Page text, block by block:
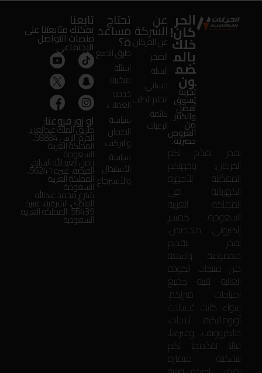
الحر
كان!
خلك
بالم
ضم
ون
تجربة
تسوق
أفضل
والكثير
من
العروض
حصرية.
بفخر نقدّم لكم
الحركان: وجهتكم
المفضّلة للأجهزة
الكهربائية في
المملكة العربية
السعودية. كمتجر
إلكتروني متخصص،
نفخر بتقديم
مجموعة واسعة
من منتجات الجودة
العالية لتلبية جميع
احتياجات منزلكم.
سواء كانت غسالات
أوتوماتيكية، ثلاجات،
مايكروويف، وغيرها،
فإنّنا نقدّمها لكم
بتشكيلة متميّزة
عن
الشركة
عن الحركان
المتجر
السلة
حسابي
اتمام الطلب
قائمة
الرغبات
تحتاج
مساعد
ة؟
طرق الدفع
اسئلة
متكررة
خدمة
العملاء
سياسة
الضمان
والتركيب
سياسة
الأستبدال
والأسترجاع
تابعنا
يمكنك متابعتنا على
منصات التواصل
الإجتماعى
او زور فروعنا:
طريق الملك عبدالعزيز،
الحزم، الرس 58884،
المملكة العربية
السعودية
زامل العبدالله السليم،
الفيضة، عنيزة 56241،
المملكة العربية
السعودية
شارع محمد عبدالله
القاضي، الشرقية، عنيزة
56439، المملكة العربية
السعودية